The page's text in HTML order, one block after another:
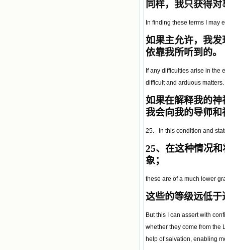
同样，我只获得
In finding these terms I may
如果主允许，我
依靠我所听到的。
If any difficulties arise in the
difficult and arduous matters.
如果在解释我的
我会向我的导师和
25. In this condition and
25、在这种情况
象；
these are of a much lower
这些的等级远低
But this I can assert with
whether they come from the
help of salvation, enabling